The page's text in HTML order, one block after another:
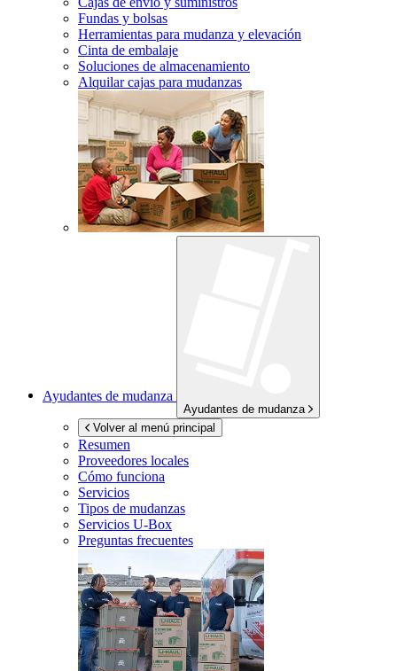
Fundas y bolsas
Herramientas para mudanza y elevación
Cinta de embalaje
Soluciones de almacenamiento
Alquilar cajas para mudanzas
Ayudantes de mudanza
Ayudantes de mudanza
Volver al menú principal
Resumen
Proveedores locales
Cómo funciona
Servicios
Tipos de mudanzas
Servicios U-Box
Preguntas frecuentes